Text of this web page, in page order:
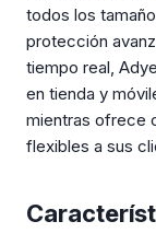
todos los
protección
tiempo real,
en tienda y
mientras ofrece
flexibles a sus